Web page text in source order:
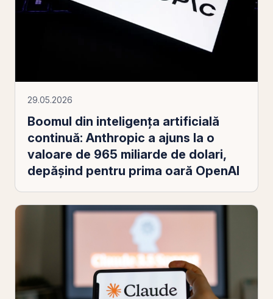
29.05.2026
Boomul din inteligența artificială
continuă: Anthropic a ajuns la o
valoare de 965 miliarde de dolari,
depășind pentru prima oară OpenAI